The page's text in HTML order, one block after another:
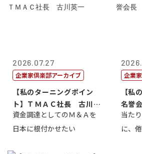
2026.07.27
企業家倶楽部アーカイブ
【私のターニングポイン
ト】ＴＭＡＣ社長 古川英
一
資金調達としてのＭ＆Ａを
日本に根付かせたい
企業
【私
名誉
当た
に、